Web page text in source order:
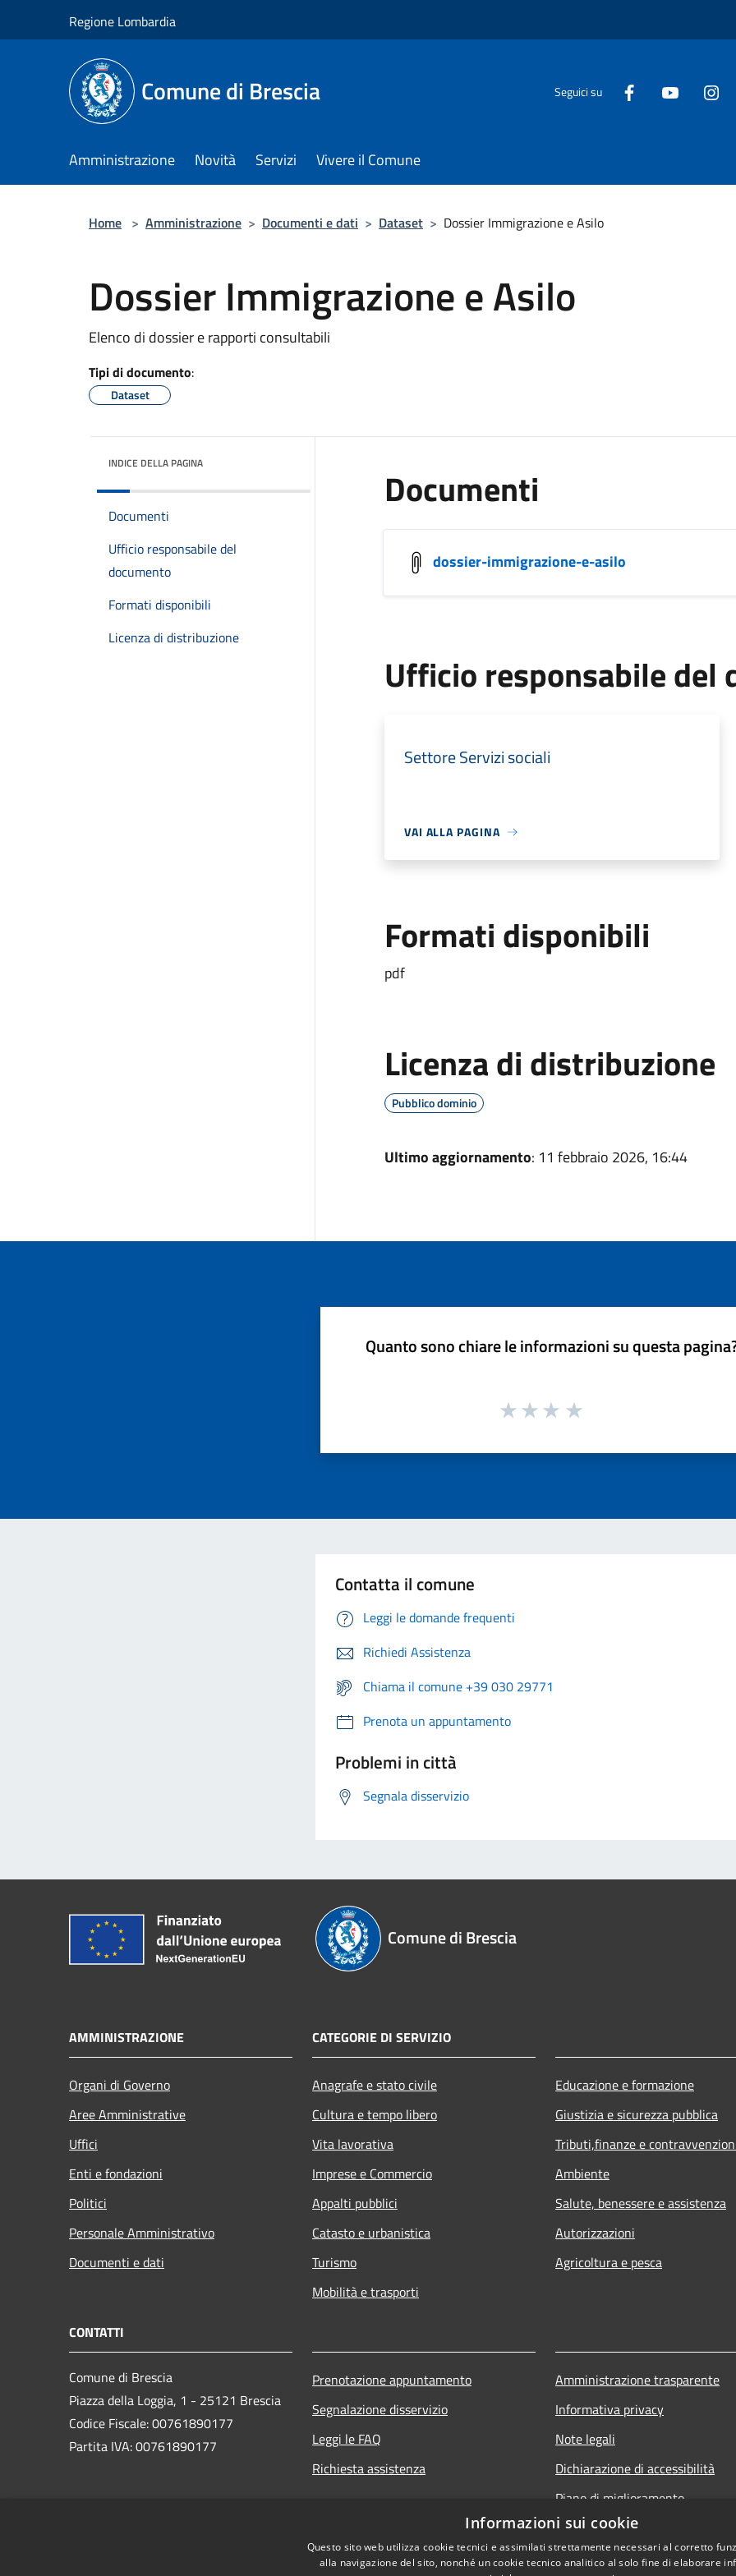
Regione Lombardia
Comune di Brescia Seguici su
Amministrazione Novità Servizi Vivere il Comune
Home > Amministrazione > Documenti e dati > Dataset > Dossier Immigrazione e Asilo
Dossier Immigrazione e Asilo
Elenco di dossier e rapporti consultabili
Tipi di documento:
Dataset
INDICE DELLA PAGINA
Documenti
Ufficio responsabile del
documento
Formati disponibili
Licenza di distribuzione
Documenti
dossier-immigrazione-e-asilo
Ufficio responsabile del
Settore Servizi sociali
VAI ALLA PAGINA
Formati disponibili
pdf
Licenza di distribuzione
Pubblico dominio
Ultimo aggiornamento: 11 febbraio 2026, 16:44
Quanto sono chiare le informazioni su questa
Contatta il comune
Leggi le domande frequenti
Richiedi Assistenza
Chiama il comune +39 030 29771
Prenota un appuntamento
Problemi in città
Segnala disservizio
Comune di Brescia
AMMINISTRAZIONE
Organi di Governo
Aree Amministrative
Uffici
Enti e fondazioni
Politici
Personale Amministrativo
Documenti e dati
CATEGORIE DI SERVIZIO
Anagrafe e stato civile
Cultura e tempo libero
Vita lavorativa
Imprese e Commercio
Appalti pubblici
Catasto e urbanistica
Turismo
Mobilità e trasporti
Educazione e formazione
Giustizia e sicurezza pubblica
Tributi,finanze e
Ambiente
Salute, benessere e assistenza
Autorizzazioni
Agricoltura e pesca
CONTATTI
Comune di Brescia
Piazza della Loggia, 1 - 25121 Brescia
Codice Fiscale: 00761890177
Partita IVA: 00761890177
Prenotazione appuntamento
Segnalazione disservizio
Leggi le FAQ
Richiesta assistenza
Amministrazione trasparente
Informativa privacy
Note legali
Dichiarazione di accessibilità
Piano di miglioramento
Informazioni sui cookie
Questo sito web utilizza cookie tecnici e assimilati strettamente necessari al corretto
alla navigazione del sito, nonché un cookie tecnico analitico al solo fine di elaborare